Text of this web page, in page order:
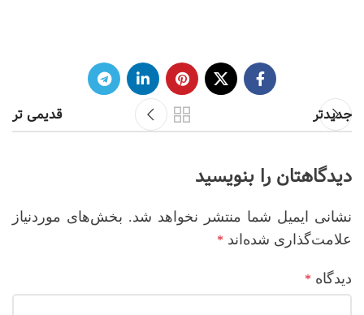
جدیدتر قدیمی تر
دیدگاهتان را بنویسید
نشانی ایمیل شما منتشر نخواهد شد. بخش‌های موردنیاز
علامت‌گذاری شده‌اند *
دیدگاه *